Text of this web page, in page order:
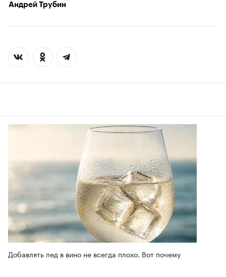
Андрей Трубин
Добавлять лед в вино не всегда плохо. Вот почему